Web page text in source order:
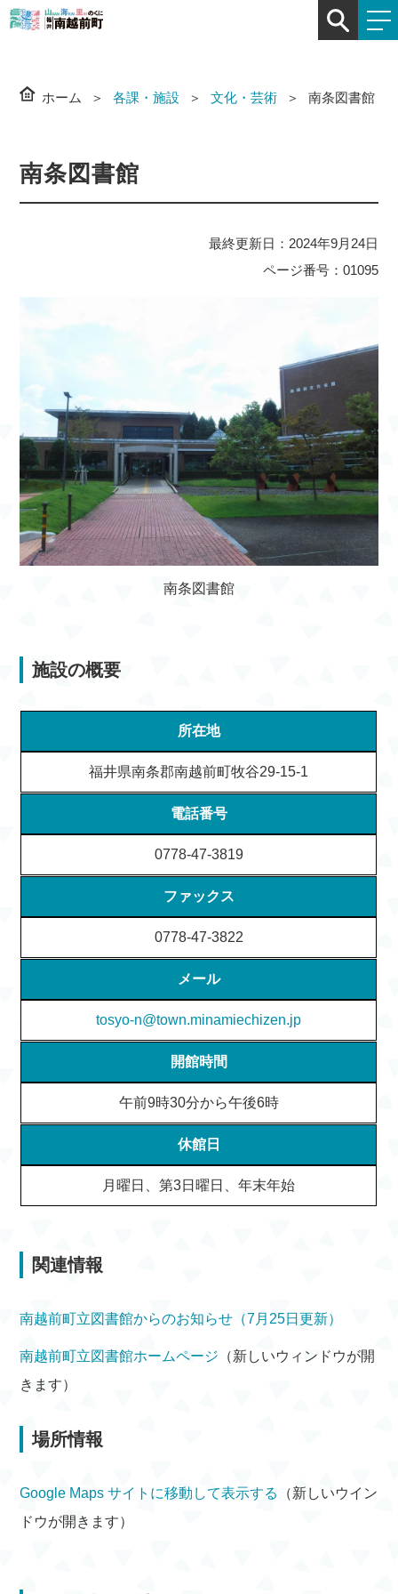
ホーム 各課・施設 文化・芸術 南条図書館
南条図書館
最終更新日：2024年9月24日
ページ番号：01095
南条図書館
施設の概要
所在地
福井県南条郡南越前町牧谷29-15-1
電話番号
0778-47-3819
ファックス
0778-47-3822
メール
tosyo-n@town.minamiechizen.jp
開館時間
午前9時30分から午後6時
休館日
月曜日、第3日曜日、年末年始
関連情報
南越前町立図書館からのお知らせ（7月25日更新）
南越前町立図書館ホームページ （新しいウィンドウが開
きます）
場所情報
Google Maps サイトに移動して表示する
（新しいウイン
ドウが開きます）